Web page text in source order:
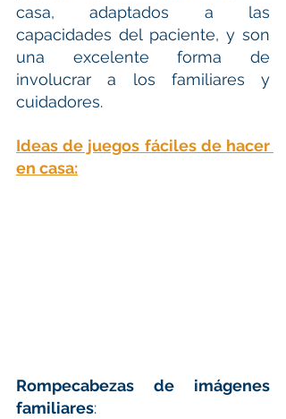
casa, adaptados a las
capacidades del paciente, y son
una excelente forma de
involucrar a los familiares y
cuidadores.
Ideas de juegos fáciles de hacer
en casa:
Rompecabezas de imágenes
familiares: